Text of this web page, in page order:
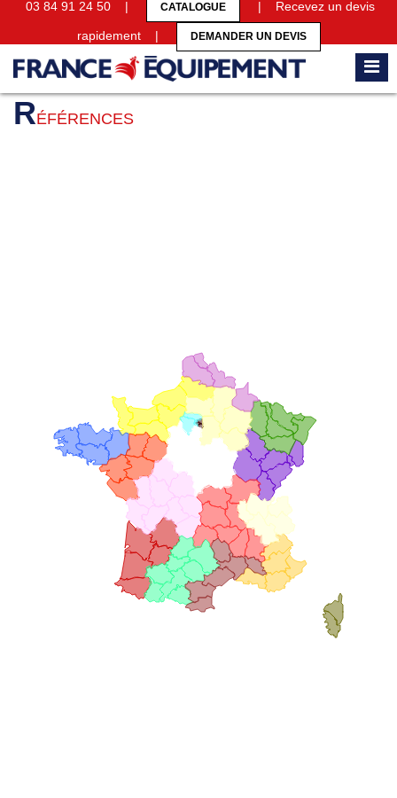
03 84 91 24 50 | CATALOGUE | Recevez un devis
rapidement | DEMANDER UN DEVIS
Accueil Références
RÉFÉRENCES